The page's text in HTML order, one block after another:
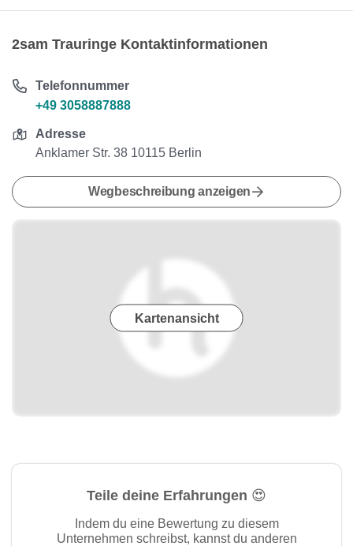
2sam Trauringe Kontaktinformationen
Telefonnummer
+49 3058887888
Adresse
Anklamer Str. 38 10115 Berlin
Wegbeschreibung anzeigen
Kartenansicht
Teile deine Erfahrungen 😍
Indem du eine Bewertung zu diesem
Unternehmen schreibst, kannst du anderen